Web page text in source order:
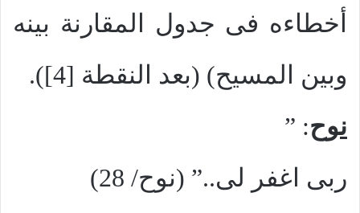
أخطاءه فى جدول المقارنة بينه
وبين المسيح) (بعد النقطة [4]).
نوح: ”
ربى اغفر لى..” (نوح/ 28)